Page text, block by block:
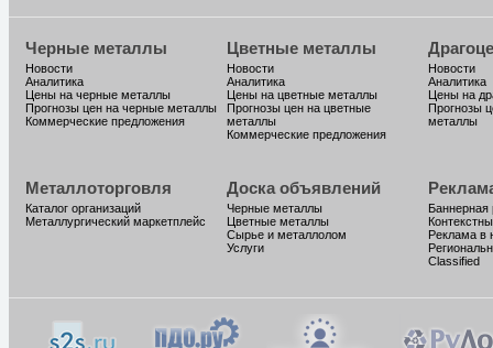
Черные металлы
Новости
Аналитика
Цены на черные металлы
Прогнозы цен на черные металлы
Коммерческие предложения
Цветные металлы
Новости
Аналитика
Цены на цветные металлы
Прогнозы цен на цветные
металлы
Коммерческие предложения
Новости
Аналитика
Цены на
Прогнозы
металлы
Металлоторговля
Каталог организаций
Металлургический маркетплейс
Доска объявлений
Черные металлы
Цветные металлы
Сырье и металлолом
Услуги
Баннерная
Реклама в
Classified